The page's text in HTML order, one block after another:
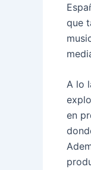
que
A lo
en